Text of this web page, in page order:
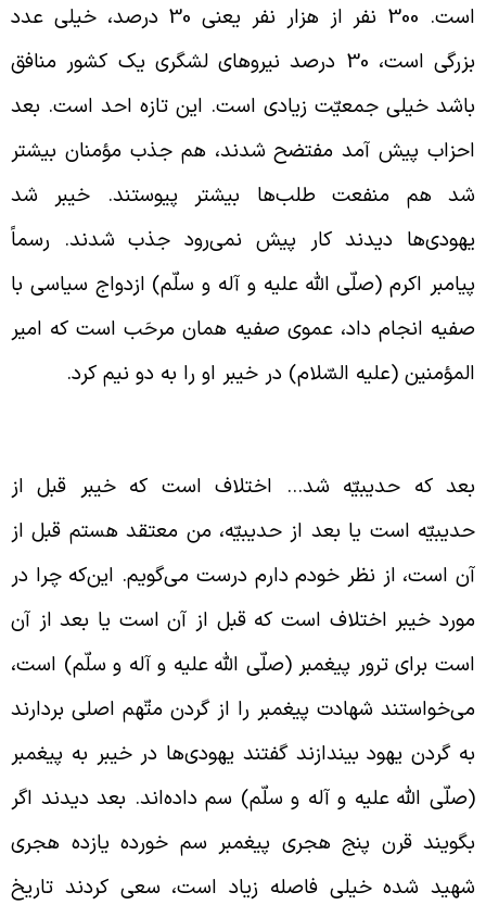
است. 300 نفر از هزار نفر یعنی 30 درصد، خیلی عدد
بزرگی است، 30 درصد نیروهای لشگری یک کشور منافق
خیلی جمعیّت زیادی است. این تازه احد است. بعد
پیش آمد مفتضح شدند، هم جذب مؤمنان بیشتر
هم منفعت طلب‌ها بیشتر پیوستند. خیبر شد
دیدند کار پیش نمی‌رود جذب شدند. رسماً
اکرم (صلّی الله علیه و آله و سلّم) ازدواج سیاسی با
انجام داد، عموی صفیه همان مرحَب است که امیر
(علیه السّلام) در خیبر او را به دو نیم کرد.
که حدیبیّه شد… اختلاف است که خیبر قبل از
است یا بعد از حدیبیّه، من معتقد هستم قبل از
است، از نظر خودم دارم درست می‌گویم. این‌که چرا در
خیبر اختلاف است که قبل از آن است یا بعد از آن
برای ترور پیغمبر (صلّی الله علیه و آله و سلّم) است،
شهادت پیغمبر را از گردن متّهم اصلی بردارند
گردن یهود بیندازند گفتند یهودی‌ها در خیبر به پیغمبر
الله علیه و آله و سلّم) سم داده‌اند. بعد دیدند اگر
قرن پنج هجری پیغمبر سم خورده یازده هجری
شده خیلی فاصله زیاد است، سعی کردند تاریخ